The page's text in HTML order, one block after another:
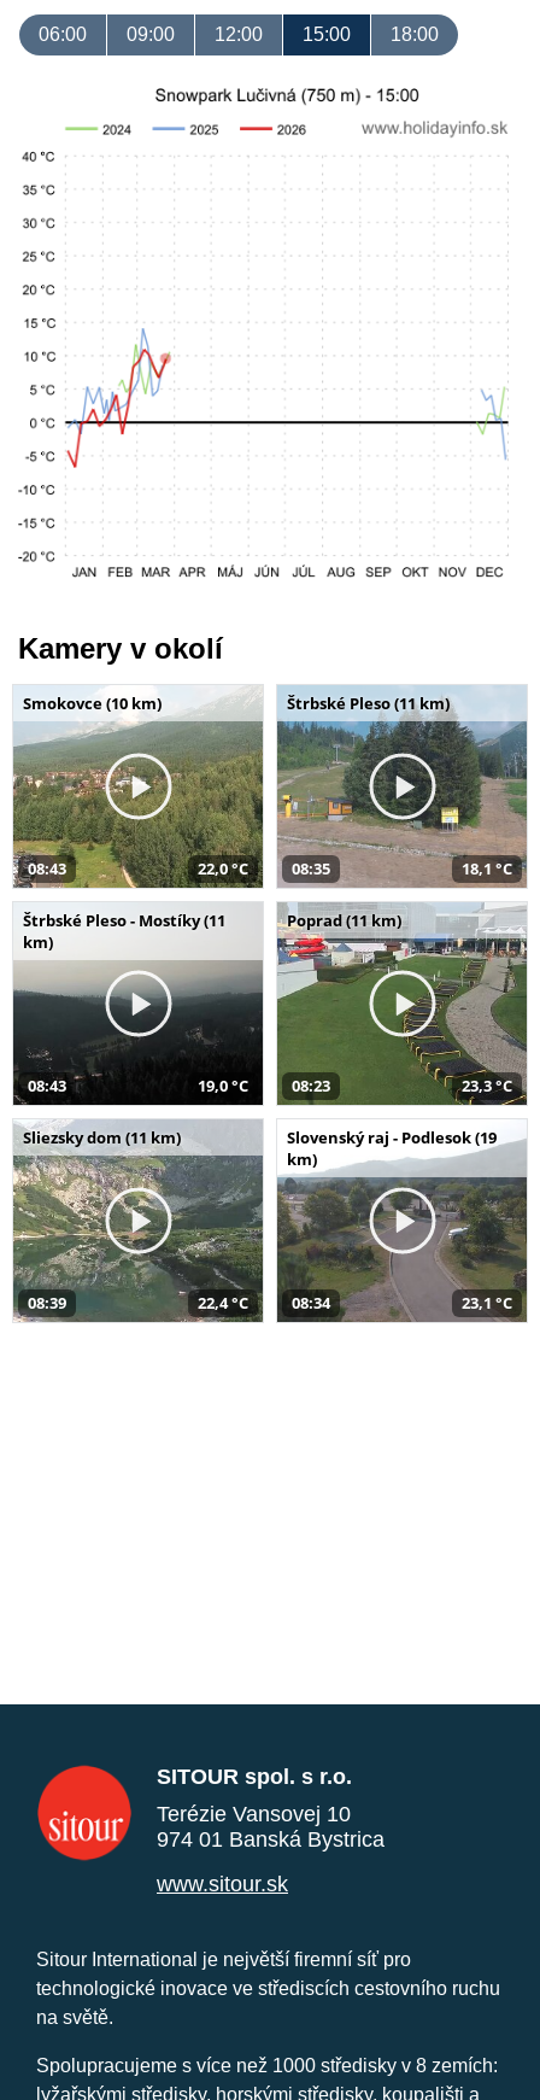
06:00 09:00 12:00 15:00 18:00
Kamery v okolí
Smokovce (10 km)
08:43 22,0 °C
Štrbské Pleso (11 km)
08:35 18,1 °C
Štrbské Pleso - Mostíky (11
km)
08:43 19,0 °C
Poprad (11 km)
08:23 23,3 °C
Sliezsky dom (11 km)
08:39 22,4 °C
Slovenský raj - Podlesok (19
km)
08:34 23,1 °C
SITOUR spol. s r.o.
Terézie Vansovej 10
974 01 Banská Bystrica
www.sitour.sk
Sitour International je největší firemní síť pro
technologické inovace ve střediscích cestovního ruchu
na světě.
Spolupracujeme s více než 1000 středisky v 8 zemích:
lyžařskými středisky, horskými středisky, koupališti a